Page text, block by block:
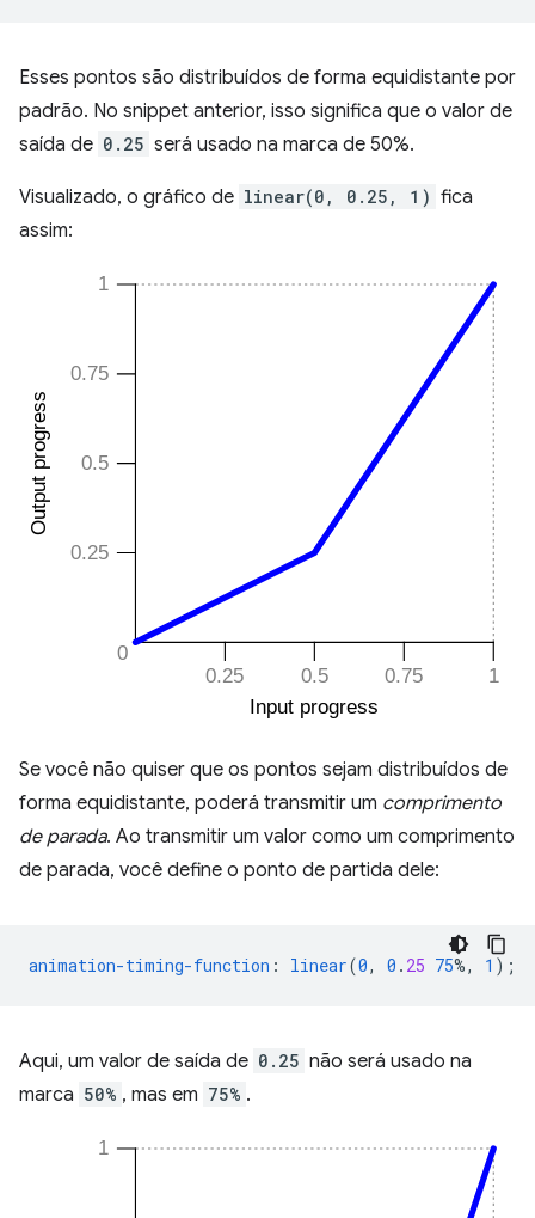
Esses pontos são distribuídos de forma equidistante por
padrão. No snippet anterior, isso significa que o valor de
saída de 0.25 será usado na marca de 50%.
Visualizado, o gráfico de linear(0, 0.25, 1) fica
assim:
Se você não quiser que os pontos sejam distribuídos de
forma equidistante, poderá transmitir um comprimento
de parada. Ao transmitir um valor como um comprimento
de parada, você define o ponto de partida dele:
animation-timing-function : linear(0, 0 . 25 75%, 1 );
Aqui, um valor de saída de 0.25 não será usado na
marca 50% , mas em 75% .